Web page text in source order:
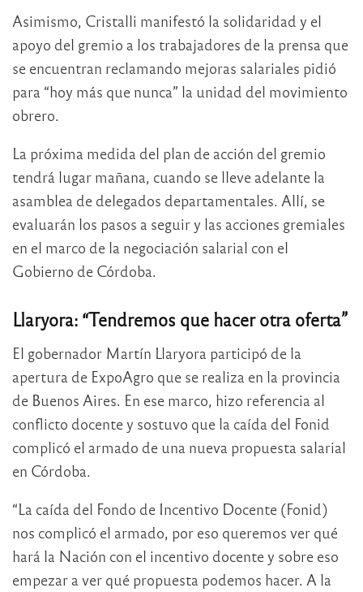
Asimismo, Cristalli manifestó la solidaridad y el
apoyo del gremio a los trabajadores de la prensa que
se encuentran reclamando mejoras salariales pidió
para “hoy más que nunca” la unidad del movimiento
obrero.
La próxima medida del plan de acción del gremio
tendrá lugar mañana, cuando se lleve adelante la
asamblea de delegados departamentales. Allí, se
evaluarán los pasos a seguir y las acciones gremiales
en el marco de la negociación salarial con el
Gobierno de Córdoba.
Llaryora: “Tendremos que hacer otra oferta”
El gobernador Martín Llaryora participó de la
apertura de ExpoAgro que se realiza en la provincia
de Buenos Aires. En ese marco, hizo referencia al
conflicto docente y sostuvo que la caída del Fonid
complicó el armado de una nueva propuesta salarial
en Córdoba.
“La caída del Fondo de Incentivo Docente (Fonid)
nos complicó el armado, por eso queremos ver qué
hará la Nación con el incentivo docente y sobre eso
empezar a ver qué propuesta podemos hacer. A la